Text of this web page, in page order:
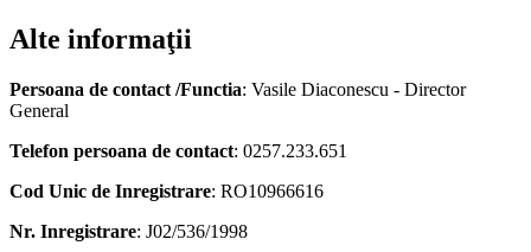
Alte informaţii
Persoana de contact /Functia: Vasile Diaconescu - Director
General
Telefon persoana de contact: 0257.233.651
Cod Unic de Inregistrare: RO10966616
Nr. Inregistrare: J02/536/1998